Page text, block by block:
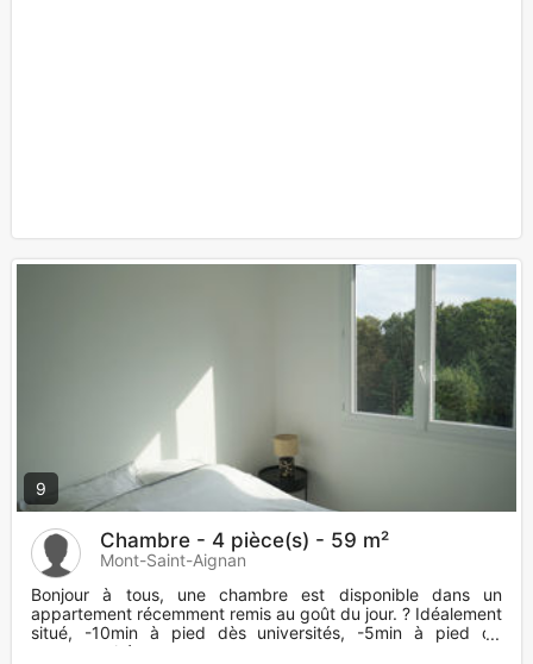
9
Chambre - 4 pièce(s) - 59 m²
Mont-Saint-Aignan
Bonjour à tous, une chambre est disponible dans un
appartement récemment remis au goût du jour. ? Idéalement
situé, -10min à pied dès universités, -5min à pied du
supermarché,